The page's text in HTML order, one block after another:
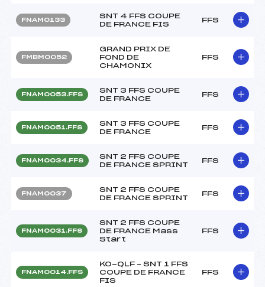
FNAM0133
SNT 4 FFS COUPE
DE FRANCE FIS
FFS
FMBM0052
GRAND PRIX DE
FOND DE
CHAMONIX
FFS
FNAM0053.FFS
SNT 3 FFS COUPE
DE FRANCE
FFS
FNAM0051.FFS
SNT 3 FFS COUPE
DE FRANCE
FFS
FNAM0034.FFS
SNT 2 FFS COUPE
DE FRANCE SPRINT
FFS
FNAM0037
SNT 2 FFS COUPE
DE FRANCE SPRINT
FFS
FNAM0031.FFS
SNT 2 FFS COUPE
DE FRANCE Mass
Start
FFS
FNAM0014.FFS
KO-QLF – SNT 1 FFS
COUPE DE FRANCE
FIS
FFS